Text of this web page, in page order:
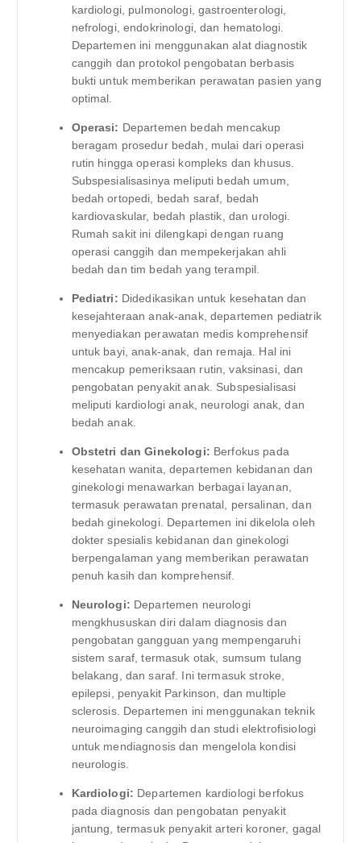
kardiologi, pulmonologi, gastroenterologi,
nefrologi, endokrinologi, dan hematologi.
Departemen ini menggunakan alat diagnostik
canggih dan protokol pengobatan berbasis
bukti untuk memberikan perawatan pasien yang
optimal.
Operasi: Departemen bedah mencakup
beragam prosedur bedah, mulai dari operasi
rutin hingga operasi kompleks dan khusus.
Subspesialisasinya meliputi bedah umum,
bedah ortopedi, bedah saraf, bedah
kardiovaskular, bedah plastik, dan urologi.
Rumah sakit ini dilengkapi dengan ruang
operasi canggih dan mempekerjakan ahli
bedah dan tim bedah yang terampil.
Pediatri: Didedikasikan untuk kesehatan dan
kesejahteraan anak-anak, departemen pediatrik
menyediakan perawatan medis komprehensif
untuk bayi, anak-anak, dan remaja. Hal ini
mencakup pemeriksaan rutin, vaksinasi, dan
pengobatan penyakit anak. Subspesialisasi
meliputi kardiologi anak, neurologi anak, dan
bedah anak.
Obstetri dan Ginekologi: Berfokus pada
kesehatan wanita, departemen kebidanan dan
ginekologi menawarkan berbagai layanan,
termasuk perawatan prenatal, persalinan, dan
bedah ginekologi. Departemen ini dikelola oleh
dokter spesialis kebidanan dan ginekologi
berpengalaman yang memberikan perawatan
penuh kasih dan komprehensif.
Neurologi: Departemen neurologi
mengkhususkan diri dalam diagnosis dan
pengobatan gangguan yang mempengaruhi
sistem saraf, termasuk otak, sumsum tulang
belakang, dan saraf. Ini termasuk stroke,
epilepsi, penyakit Parkinson, dan multiple
sclerosis. Departemen ini menggunakan teknik
neuroimaging canggih dan studi elektrofisiologi
untuk mendiagnosis dan mengelola kondisi
neurologis.
Kardiologi: Departemen kardiologi berfokus
pada diagnosis dan pengobatan penyakit
jantung, termasuk penyakit arteri koroner, gagal